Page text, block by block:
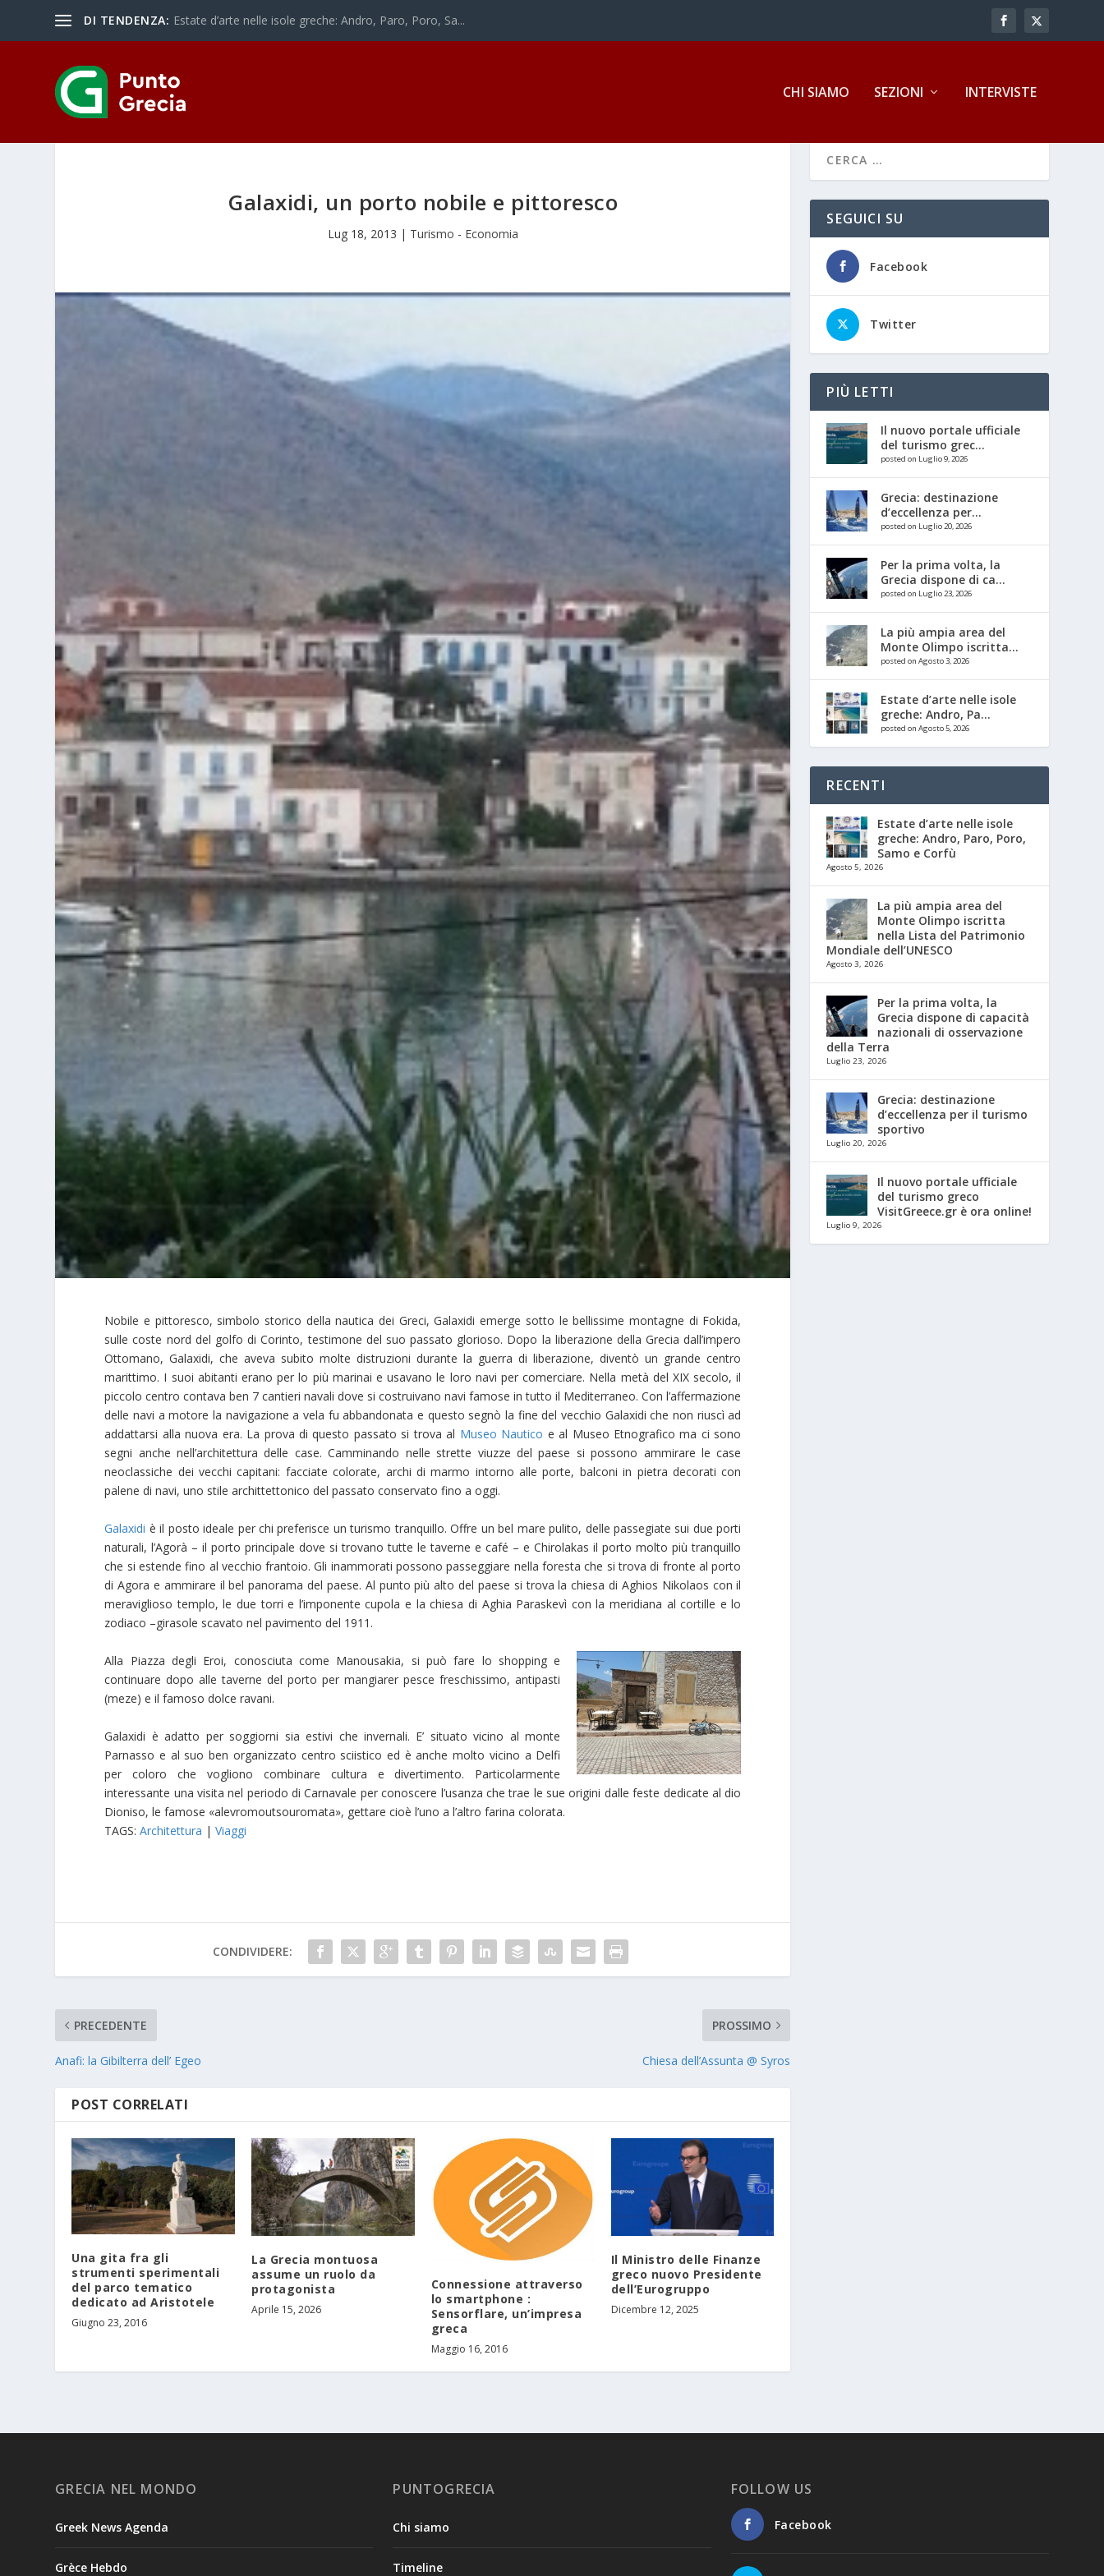
DI TENDENZA: Estate d’arte nelle isole greche: Andro, Paro, Poro, Sa...
CHI SIAMO SEZIONI INTERVISTE
Galaxidi, un porto nobile e pittoresco
Lug 18, 2013 | Turismo - Economia
Nobile e pittoresco, simbolo storico della nautica dei Greci, Galaxidi emerge sotto le bellissime montagne di Fokida,
sulle coste nord del golfo di Corinto, testimone del suo passato glorioso. Dopo la liberazione della Grecia dall’impero
Ottomano, Galaxidi, che aveva subito molte distruzioni durante la guerra di liberazione, diventò un grande centro
marittimo. I suoi abitanti erano per lo più marinai e usavano le loro navi per comerciare. Nella metà del XIX secolo, il
piccolo centro contava ben 7 cantieri navali dove si costruivano navi famose in tutto il Mediterraneo. Con l’affermazione
delle navi a motore la navigazione a vela fu abbandonata e questo segnò la fine del vecchio Galaxidi che non riuscì ad
addattarsi alla nuova era. La prova di questo passato si trova al Museo Nautico e al Museo Etnografico ma ci sono
segni anche nell’architettura delle case. Camminando nelle strette viuzze del paese si possono ammirare le case
neoclassiche dei vecchi capitani: facciate colorate, archi di marmo intorno alle porte, balconi in pietra decorati con
palene di navi, uno stile archittettonico del passato conservato fino a oggi.
Galaxidi è il posto ideale per chi preferisce un turismo tranquillo. Offre un bel mare pulito, delle passegiate sui due porti
naturali, l’Agorà – il porto principale dove si trovano tutte le taverne e café – e Chirolakas il porto molto più tranquillo
che si estende fino al vecchio frantoio. Gli inammorati possono passeggiare nella foresta che si trova di fronte al porto
di Agora e ammirare il bel panorama del paese. Al punto più alto del paese si trova la chiesa di Aghios Nikolaos con il
meraviglioso templo, le due torri e l’imponente cupola e la chiesa di Aghia Paraskevì con la meridiana al cortille e lo
zodiaco –girasole scavato nel pavimento del 1911.
Alla Piazza degli Eroi, conosciuta come Manousakia, si può fare lo shopping e
continuare dopo alle taverne del porto per mangiarer pesce freschissimo, antipasti
(meze) e il famoso dolce ravani.
Galaxidi è adatto per soggiorni sia estivi che invernali. E’ situato vicino al monte
Parnasso e al suo ben organizzato centro sciistico ed è anche molto vicino a Delfi
per coloro che vogliono combinare cultura e divertimento. Particolarmente
interessante una visita nel periodo di Carnavale per conoscere l’usanza che trae le sue origini dalle feste dedicate al dio
Dioniso, le famose «alevromoutsouromata», gettare cioè l’uno a l’altro farina colorata.
TAGS:Architettura |Viaggi
CONDIVIDERE:
PRECEDENTE
Anafi: la Gibilterra dell’ Egeo
PROSSIMO
Chiesa dell’Assunta @ Syros
POST CORRELATI
Una gita fra gli
strumenti sperimentali
del parco tematico
dedicato ad Aristotele
Giugno 23, 2016
La Grecia montuosa
assume un ruolo da
protagonista
Aprile 15, 2026
Connessione attraverso
lo smartphone :
Sensorflare, un’impresa
greca
Maggio 16, 2016
Il Ministro delle Finanze
greco nuovo Presidente
dell’Eurogruppo
Dicembre 12, 2025
SEGUICI SU
Facebook
Twitter
PIÙ LETTI
Il nuovo portale ufficiale
del turismo grec...
posted on Luglio 9, 2026
Grecia: destinazione
d’eccellenza per...
posted on Luglio 20, 2026
Per la prima volta, la
Grecia dispone di ca...
posted on Luglio 23, 2026
La più ampia area del
Monte Olimpo iscritta...
posted on Agosto 3, 2026
Estate d’arte nelle isole
greche: Andro, Pa...
posted on Agosto 5, 2026
RECENTI
Estate d’arte nelle isole
greche: Andro, Paro, Poro,
Samo e Corfù
Agosto 5, 2026
La più ampia area del
Monte Olimpo iscritta
nella Lista del Patrimonio
Mondiale dell’UNESCO
Agosto 3, 2026
Per la prima volta, la
Grecia dispone di capacità
nazionali di osservazione
della Terra
Luglio 23, 2026
Grecia: destinazione
d’eccellenza per il turismo
sportivo
Luglio 20, 2026
Il nuovo portale ufficiale
del turismo greco
VisitGreece.gr è ora online!
Luglio 9, 2026
GRECIA NEL MONDO
Greek News Agenda
Grèce Hebdo
PUNTOGRECIA
Chi siamo
Timeline
FOLLOW US
Facebook